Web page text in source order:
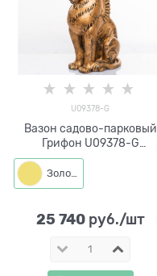
U09378-G
Вазон садово-парковый
Грифон U09378-G
стеклопластик под золото
Золото
25 740 руб./шт